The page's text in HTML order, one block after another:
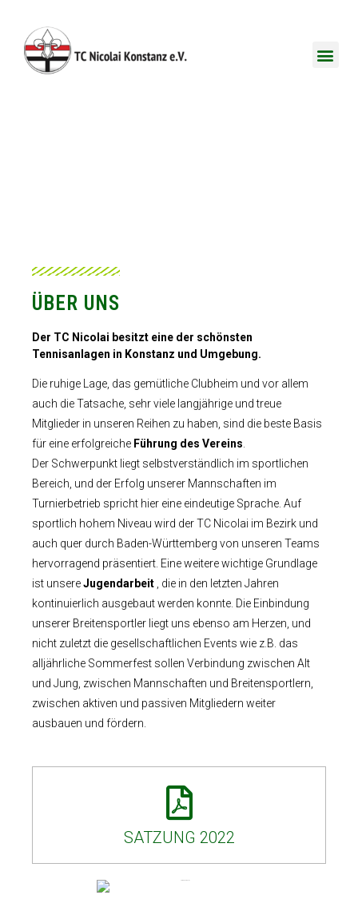
ÜBER UNS
Der TC Nicolai besitzt eine der schönsten
Tennisanlagen in Konstanz und Umgebung.
Die ruhige Lage, das gemütliche Clubheim und vor allem
auch die Tatsache, sehr viele langjährige und treue
Mitglieder in unseren Reihen zu haben, sind die beste Basis
für eine erfolgreiche Führung des Vereins.
Der Schwerpunkt liegt selbstverständlich im sportlichen
Bereich, und der Erfolg unserer Mannschaften im
Turnierbetrieb spricht hier eine eindeutige Sprache. Auf
sportlich hohem Niveau wird der TC Nicolai im Bezirk und
auch quer durch Baden-Württemberg von unseren Teams
hervorragend präsentiert. Eine weitere wichtige Grundlage
ist unsereJugendarbeit , die in den letzten Jahren
kontinuierlich ausgebaut werden konnte. Die Einbindung
unserer Breitensportler liegt uns ebenso am Herzen, und
nicht zuletzt die gesellschaftlichen Events wie z.B. das
alljährliche Sommerfest sollen Verbindung zwischen Alt
und Jung, zwischen Mannschaften und Breitensportlern,
zwischen aktiven und passiven Mitgliedern weiter
ausbauen und fördern.
SATZUNG 2022